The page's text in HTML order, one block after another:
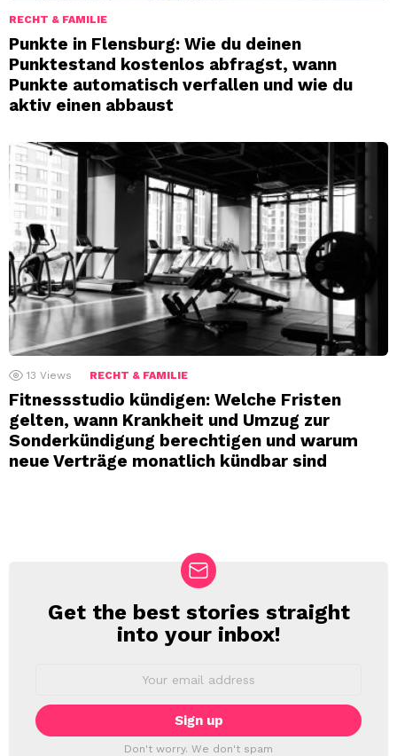
RECHT & FAMILIE
Punkte in Flensburg: Wie du deinen
Punktestand kostenlos abfragst, wann
Punkte automatisch verfallen und wie du
aktiv einen abbaust
13 Views RECHT & FAMILIE
Fitnessstudio kündigen: Welche Fristen
gelten, wann Krankheit und Umzug zur
Sonderkündigung berechtigen und warum
neue Verträge monatlich kündbar sind
NEWSLETTER
Get the best stories straight
into your inbox!
Don't worry. We don't spam